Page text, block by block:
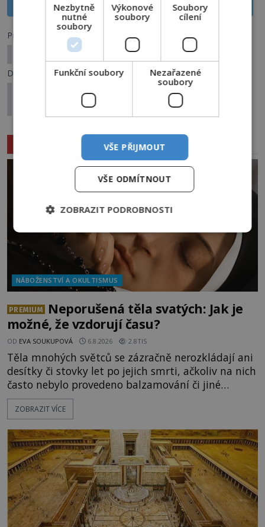
Sdílet na X
Předchozí článek
Vlkodlaci a upíři: Je jejich původ reálný?
Další článek
Teroristické útoky na New York 11. září: Chtěli
Američané získat větší moc?
NÁBOŽENSTVÍ A OKULTISMUS
PREMIUM
Neporušená těla svatých: Jak je
možné, že vzdorují času?
OD EVA SOUKUPOVÁ 6.8.2026 2.8TIS
Těla mnohých světců se zázračně nerozkládají ani
desítky či stovky let po jejich smrti, ačkoliv na nich
často nebylo provedeno balzamování či jiné
pokusy o konzervaci. Neporušené ostatky bývají
považovány za důkaz svatosti zemřelých. Jaké
osobností ochraňují? Na hřbitově u kláštera
Milosrdných
ZOBRAZIT VÍCE
Nezbytně
nutné
soubory
Výkonové
soubory
Soubory
cílení
Funkční soubory
Nezařazené
soubory
VŠE PŘIJMOUT
VŠE ODMÍTNOUT
ZOBRAZIT PODROBNOSTI